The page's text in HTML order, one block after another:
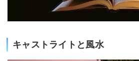
キャストライトと風水